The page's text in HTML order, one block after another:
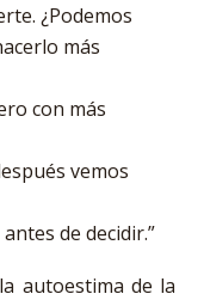
¿Podemos
más
con más
vemos
de decidir.”
autoestima de la